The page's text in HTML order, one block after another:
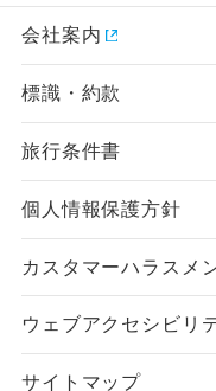
会社案内
標識・約款
旅行条件書
個人情報保護方針
カスタマーハラスメ
ウェブアクセシビリ
サイトマップ